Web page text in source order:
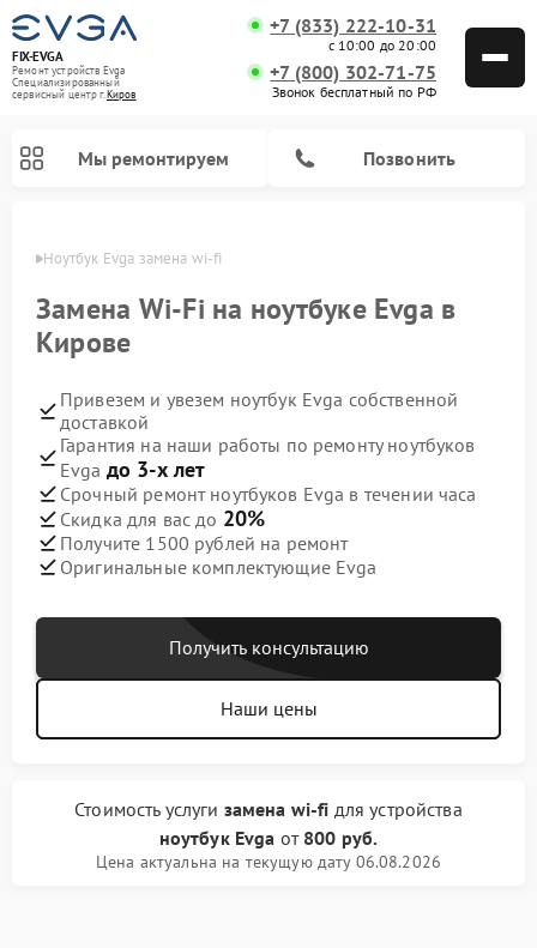
FIX-EVGA
Ремонт устройств Evga
Специализированный
cервисный центр г.Киров
+7 (833) 222-10-31
с 10:00 до 20:00
+7 (800) 302-71-75
Звонок бесплатный по РФ
Мы ремонтируем Позвонить
Ноутбук Evga замена wi-fi
Замена Wi-Fi на ноутбуке Evga в
Кирове
Привезем и увезем ноутбук Evga собственной
доставкой
Гарантия на наши работы по ремонту ноутбуков
Evga до 3-х лет
Срочный ремонт ноутбуков Evga в течении часа
Скидка для вас до 20%
Получите 1500 рублей на ремонт
Оригинальные комплектующие Evga
Получить консультацию
Наши цены
Стоимость услуги замена wi-fi для устройства
ноутбук Evga от 800 руб.
Цена актуальна на текущую дату 06.08.2026